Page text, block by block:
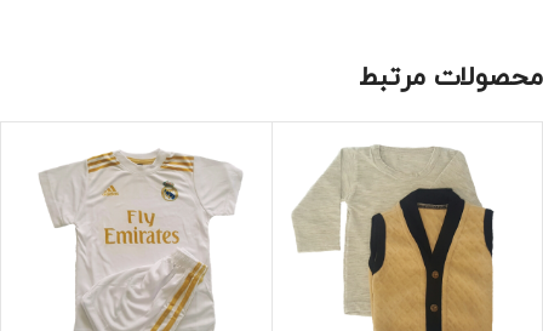
محصولات مرتبط